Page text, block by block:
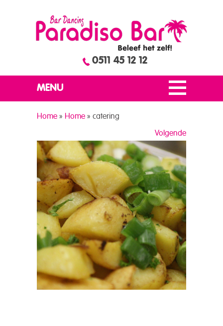
0511 45 12 12
MENU
Home » Home » catering
Volgende